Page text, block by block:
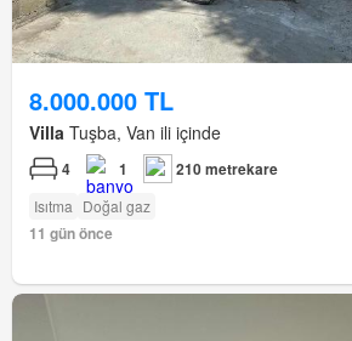
8.000.000 TL
Villa Tuşba, Van ili içinde
4 1 210 metrekare
Isıtma Doğal gaz
11 gün önce